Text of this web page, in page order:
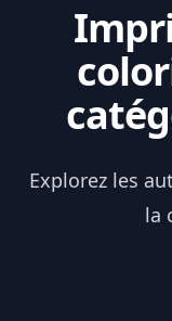
Explorez les
la